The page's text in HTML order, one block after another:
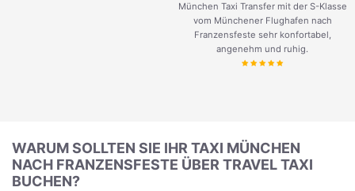
München Taxi Transfer mit der S-Klasse
vom Münchener Flughafen nach
Franzensfeste sehr konfortabel,
angenehm und ruhig.
WARUM SOLLTEN SIE IHR TAXI MÜNCHEN
NACH FRANZENSFESTE ÜBER TRAVEL TAXI
BUCHEN?